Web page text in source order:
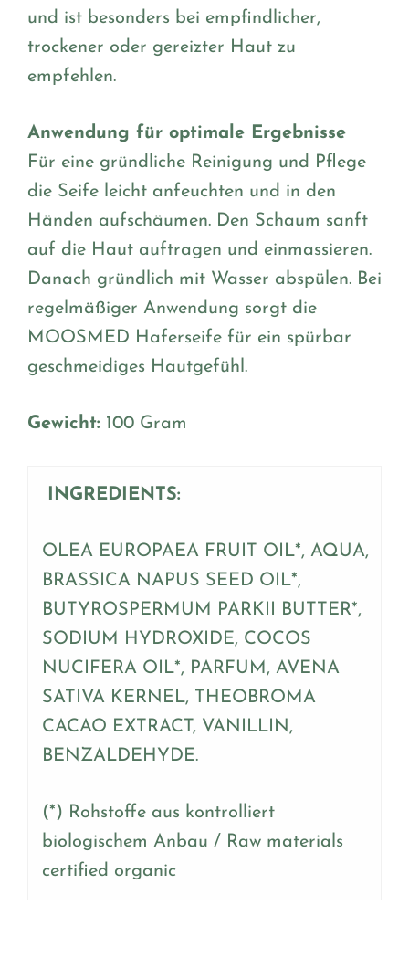
und ist besonders bei empfindlicher,
trockener oder gereizter Haut zu
empfehlen.
Anwendung für optimale Ergebnisse
Für eine gründliche Reinigung und Pflege
die Seife leicht anfeuchten und in den
Händen aufschäumen. Den Schaum sanft
auf die Haut auftragen und einmassieren.
Danach gründlich mit Wasser abspülen. Bei
regelmäßiger Anwendung sorgt die
MOOSMED Haferseife für ein spürbar
geschmeidiges Hautgefühl.
Gewicht: 100 Gram
INGREDIENTS:
OLEA EUROPAEA FRUIT OIL*, AQUA,
BRASSICA NAPUS SEED OIL*,
BUTYROSPERMUM PARKII BUTTER*,
SODIUM HYDROXIDE, COCOS
NUCIFERA OIL*, PARFUM, AVENA
SATIVA KERNEL, THEOBROMA
CACAO EXTRACT, VANILLIN,
BENZALDEHYDE.
(*) Rohstoffe aus kontrolliert
biologischem Anbau / Raw materials
certified organic